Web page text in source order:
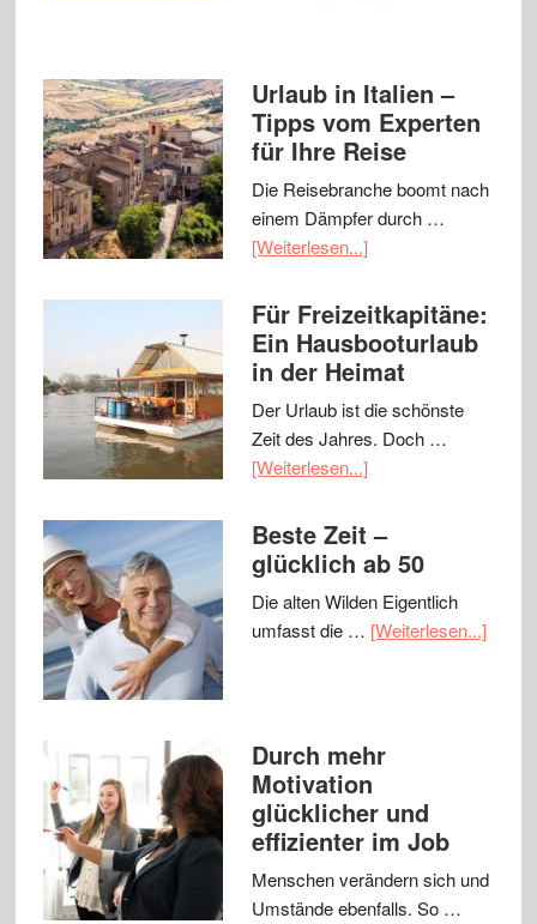
Urlaub in Italien –
Tipps vom Experten
für Ihre Reise
Die Reisebranche boomt nach
einem Dämpfer durch …
[Weiterlesen...]
Für Freizeitkapitäne:
Ein Hausbooturlaub
in der Heimat
Der Urlaub ist die schönste
Zeit des Jahres. Doch …
[Weiterlesen...]
Beste Zeit –
glücklich ab 50
Die alten Wilden Eigentlich
umfasst die … [Weiterlesen...]
Durch mehr
Motivation
glücklicher und
effizienter im Job
Menschen verändern sich und
Umstände ebenfalls. So …